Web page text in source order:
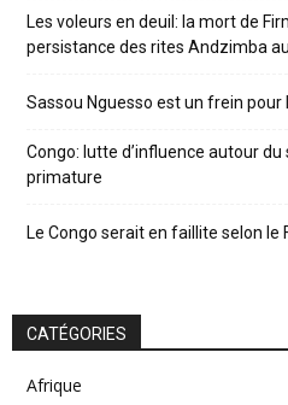
Les voleurs en deuil: la mort de
persistance des rites Andzimba
Sassou Nguesso est un frein
Congo: lutte d’influence autour
primature
Le Congo serait en faillite selon le
CATÉGORIES
Afrique